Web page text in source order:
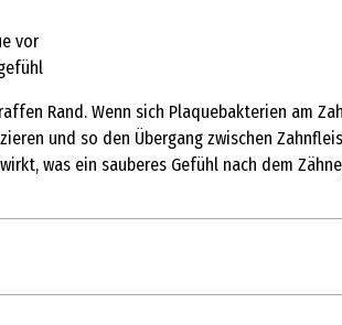
vor
Rand. Wenn sich Plaquebakterien am
und so den Übergang zwischen
was ein sauberes Gefühl nach dem